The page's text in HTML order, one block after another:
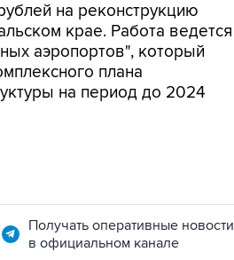
на реконструкцию
крае. Работа ведется
аэропортов", который
плана
на период до 2024
Получать оперативные новости
в официальном канале